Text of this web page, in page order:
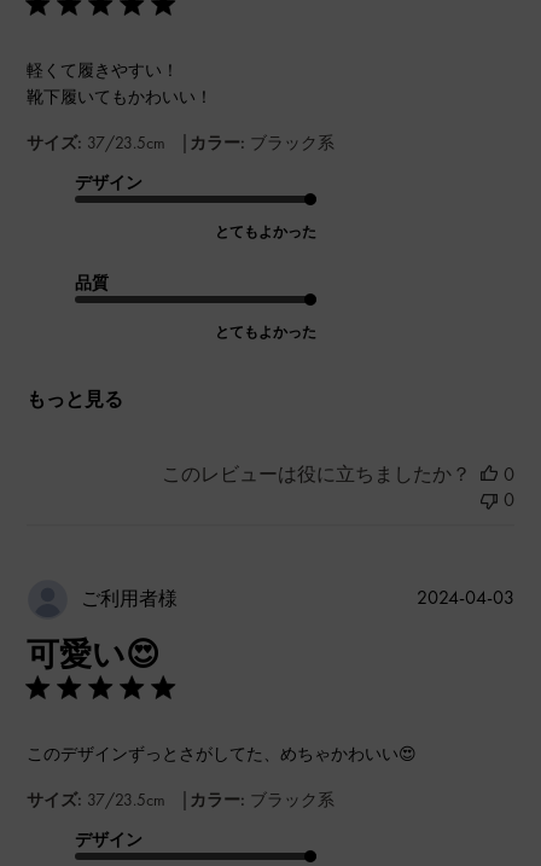
軽くて履きやすい！
靴下履いてもかわいい！
サイズ: 37/23.5cm | カラー: ブラック系
デザイン
とてもよかった
品質
とてもよかった
もっと見る
このレビューは役に立ちましたか？
0
0
ご利用者様
可愛い😍
このデザインずっとさがしてた、めちゃかわいい😍
サイズ: 37/23.5cm | カラー: ブラック系
デザイン
公
2024-04-03